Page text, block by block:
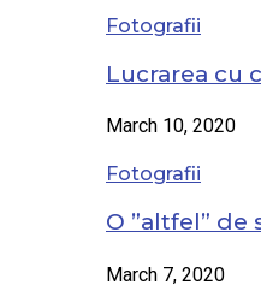
Fotografii
Lucrarea cu
March 10, 2020
Fotografii
O ”altfel” de
March 7, 2020